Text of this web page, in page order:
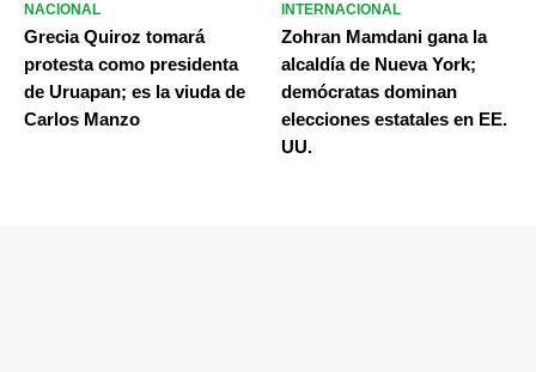
NACIONAL
Grecia Quiroz tomará
protesta como presidenta
de Uruapan; es la viuda de
Carlos Manzo
INTERNACIONAL
Zohran Mamdani gana la
alcaldía de Nueva York;
demócratas dominan
elecciones estatales en EE.
UU.